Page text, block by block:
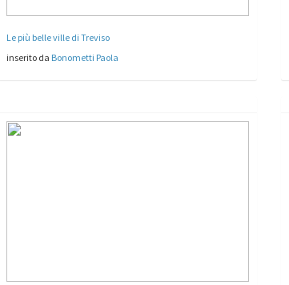
Le più belle ville di Treviso
inserito da Bonometti Paola